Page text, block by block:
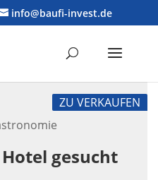
info@baufi-invest.de
ZU VERKAUFEN
gesucht